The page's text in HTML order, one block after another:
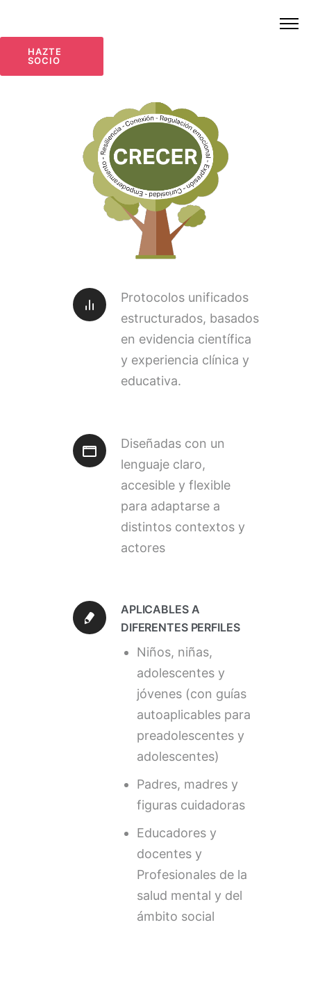
HAZTE
SOCIO
Protocolos unificados
estructurados, basados
en evidencia científica
y experiencia clínica y
educativa.
Diseñadas con un
lenguaje claro,
accesible y flexible
para adaptarse a
distintos contextos y
actores
APLICABLES A
DIFERENTES PERFILES
Niños, niñas,
adolescentes y
jóvenes (con guías
autoaplicables para
preadolescentes y
adolescentes)​
Padres, madres y
figuras cuidadoras​
Educadores y
docentes y
Profesionales de la
salud mental y del
ámbito social​